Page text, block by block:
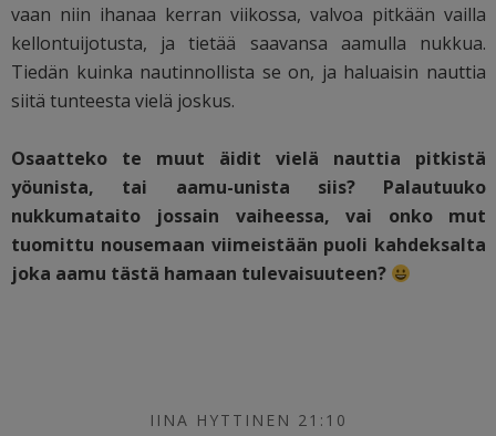
vaan niin ihanaa kerran viikossa, valvoa pitkään vailla
kellontuijotusta, ja tietää saavansa aamulla nukkua.
Tiedän kuinka nautinnollista se on, ja haluaisin nauttia
siitä tunteesta vielä joskus.
Osaatteko te muut äidit vielä nauttia pitkistä
yöunista, tai aamu-unista siis? Palautuuko
nukkumataito jossain vaiheessa, vai onko mut
tuomittu nousemaan viimeistään puoli kahdeksalta
joka aamu tästä hamaan tulevaisuuteen?
IINA HYTTINEN 21:10